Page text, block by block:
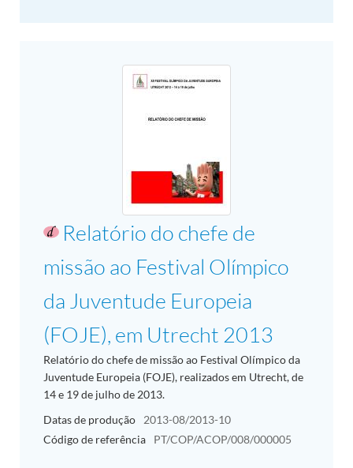
Relatório do chefe de
missão ao Festival Olímpico
da Juventude Europeia
(FOJE), em Utrecht 2013
Relatório do chefe de missão ao Festival Olímpico da
Juventude Europeia (FOJE), realizados em Utrecht, de
14 e 19 de julho de 2013.
Datas de produção
2013-08/2013-10
Código de referência
PT/COP/ACOP/008/000005